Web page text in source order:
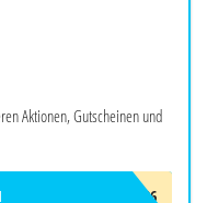
Aktionen, Gutscheinen und
CONSENZ_SOMMER_2026